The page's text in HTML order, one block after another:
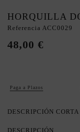
HORQUILLA
Referencia ACC0029
48,00 €
Paga a Plazos
DESCRIPCIÓN CORTA
DESCRIPCIÓN